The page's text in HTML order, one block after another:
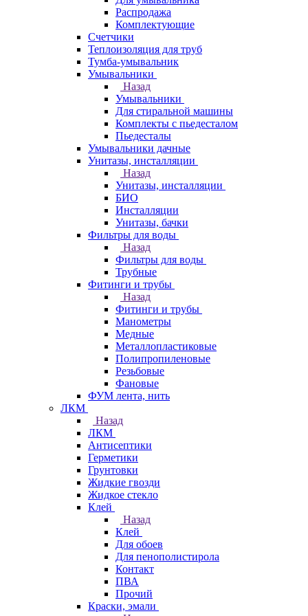
Распродажа
Комплектующие
Счетчики
Теплоизоляция для труб
Тумба-умывальник
Умывальники
Назад
Умывальники
Для стиральной машины
Комплекты с пьедесталом
Пьедесталы
Умывальники дачные
Унитазы, инсталляции
Назад
Унитазы, инсталляции
БИО
Инсталляции
Унитазы, бачки
Фильтры для воды
Назад
Фильтры для воды
Трубные
Фитинги и трубы
Назад
Фитинги и трубы
Манометры
Медные
Металлопластиковые
Полипропиленовые
Резьбовые
Фановые
ФУМ лента, нить
ЛКМ
Назад
ЛКМ
Антисептики
Герметики
Грунтовки
Жидкие гвозди
Жидкое стекло
Клей
Назад
Клей
Для обоев
Для пенополистирола
Контакт
ПВА
Прочий
Краски, эмали